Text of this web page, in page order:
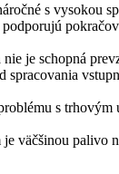
s
je schopná
s
väčšinou